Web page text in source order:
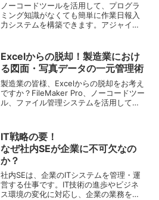
ノーコードツールを活用して、プログラ
ミング知識がなくても簡単に作業日報入
力システムを構築できます。アジャイル
Wordのような直感的な操作性で、作業効
率を大幅にアップ。高度なカスタマイズ
も可能です。
Excelからの脱却！製造業におけ
る図面・写真データの一元管理術
製造業の皆様、Excelからの脱却をお考え
ですか？FileMaker Pro、ノーコードツー
ル、ファイル管理システムを活用して、
事では、Excelの限界、FileMaker Proと
ノーコードツールのメリット・デメリッ
ト、ファイル管理システムの機能一覧、
まとめなどを詳しく解説しています。製
造業の皆様、ぜひ参考にしてみてくださ
い。
IT戦略の要！
なぜ社内SEが企業に不可欠なの
か？
社内SEは、企業のITシステムを管理・運
営する仕事です。IT技術の進歩やビジネ
ス環境の変化に対応し、企業の業務を効